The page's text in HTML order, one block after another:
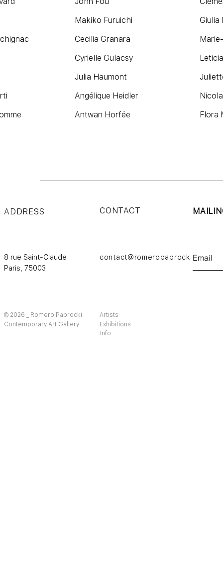
Makiko Furuichi
Cecilia Granara
Cyrielle Gulacsy
Julia Haumont
Angélique Heidler
Antwan Horfée
Giulia
Flora
ADDRESS CONTACT
8 rue Saint-Claude
Paris, 75003
contact@romeropaprocki.com
© 2026 _ Romero Paprocki
Contemporary Art Gallery
Artists
Exhibitions
Info